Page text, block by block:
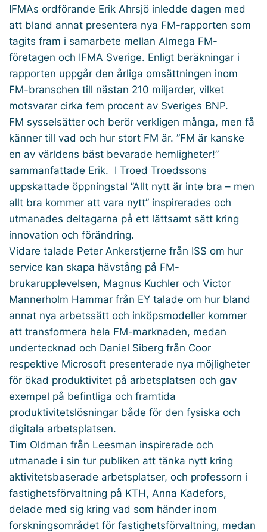
IFMAs ordförande Erik Ahrsjö inledde dagen med
att bland annat presentera nya FM-rapporten som
tagits fram i samarbete mellan Almega FM-
företagen och IFMA Sverige. Enligt beräkningar i
rapporten uppgår den årliga omsättningen inom
FM-branschen till nästan 210 miljarder, vilket
motsvarar cirka fem procent av Sveriges BNP.
FM sysselsätter och berör verkligen många, men få
känner till vad och hur stort FM är. ”FM är kanske
en av världens bäst bevarade hemligheter!”
sammanfattade Erik. I Troed Troedssons
uppskattade öppningstal ”Allt nytt är inte bra – men
allt bra kommer att vara nytt” inspirerades och
utmanades deltagarna på ett lättsamt sätt kring
innovation och förändring.
Vidare talade Peter Ankerstjerne från ISS om hur
service kan skapa hävstång på FM-
brukarupplevelsen, Magnus Kuchler och Victor
Mannerholm Hammar från EY talade om hur bland
annat nya arbetssätt och inköpsmodeller kommer
att transformera hela FM-marknaden, medan
undertecknad och Daniel Siberg från Coor
respektive Microsoft presenterade nya möjligheter
för ökad produktivitet på arbetsplatsen och gav
exempel på befintliga och framtida
produktivitetslösningar både för den fysiska och
digitala arbetsplatsen.
Tim Oldman från Leesman inspirerade och
utmanade i sin tur publiken att tänka nytt kring
aktivitetsbaserade arbetsplatser, och professorn i
fastighetsförvaltning på KTH, Anna Kadefors,
delade med sig kring vad som händer inom
forskningsområdet för fastighetsförvaltning, medan